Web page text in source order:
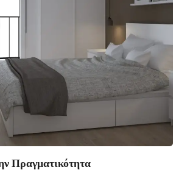
ΙΩΑΝΝΙΝΑ
Ασφάλεια πάνω από